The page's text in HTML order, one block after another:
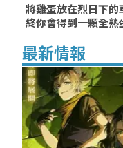
將雞蛋放在烈日下
終你會得到一顆全熟
最新情報